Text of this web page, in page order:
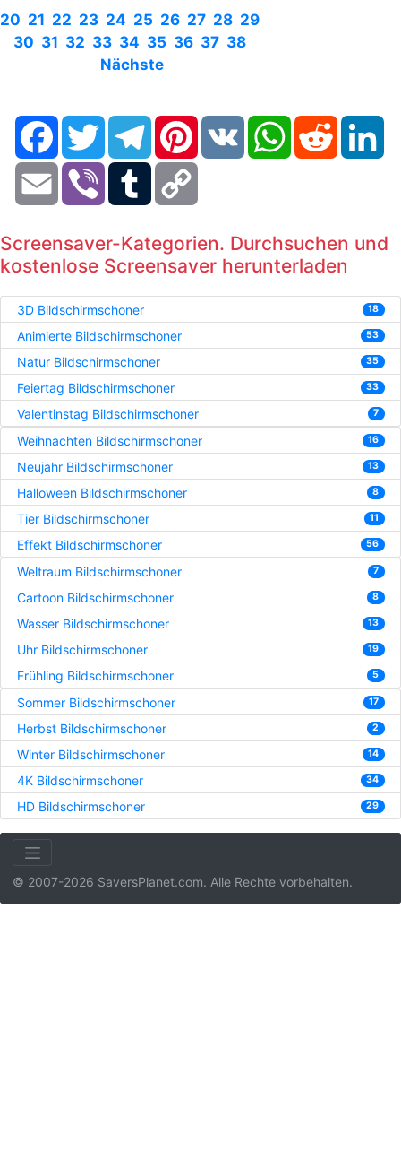
20 21 22 23 24 25 26 27 28 29
30 31 32 33 34 35 36 37 38
Nächste
FacebookTwitter TelegramPinterestVK WhatsAppReddit
Email Viber Tumblr
Screensaver-Kategorien. Durchsuchen und
kostenlose Screensaver herunterladen
3D Bildschirmschoner 18
Animierte Bildschirmschoner 53
Natur Bildschirmschoner 35
Feiertag Bildschirmschoner 33
Valentinstag Bildschirmschoner 7
Weihnachten Bildschirmschoner 16
Neujahr Bildschirmschoner 13
Halloween Bildschirmschoner 8
Tier Bildschirmschoner 11
Effekt Bildschirmschoner 56
Weltraum Bildschirmschoner 7
Cartoon Bildschirmschoner 8
Wasser Bildschirmschoner 13
Uhr Bildschirmschoner 19
Frühling Bildschirmschoner 5
Sommer Bildschirmschoner 17
Herbst Bildschirmschoner 2
Winter Bildschirmschoner 14
4K Bildschirmschoner 34
HD Bildschirmschoner 29
© 2007-2026 SaversPlanet.com. Alle Rechte vorbehalten.